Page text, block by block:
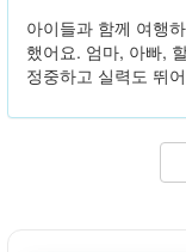
아이들과 함께 여행
했어요. 엄마, 아빠,
정중하고 실력도 뛰